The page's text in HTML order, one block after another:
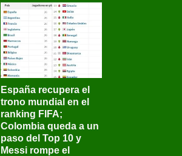
España recupera el
trono mundial en el
ranking FIFA;
Colombia queda a un
paso del Top 10 y
Messi rompe el